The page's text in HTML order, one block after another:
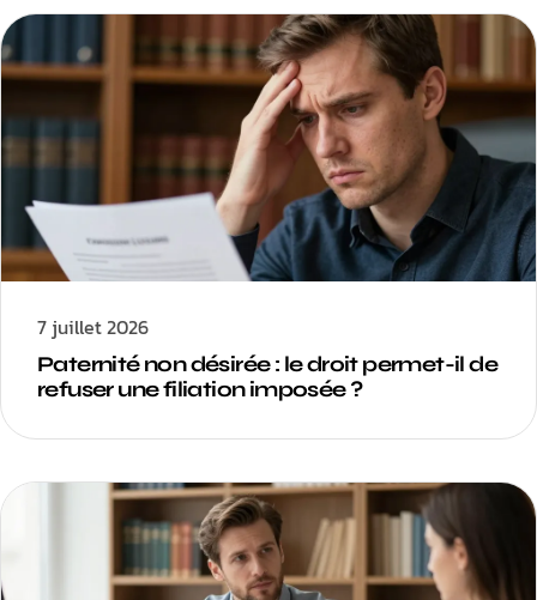
Paternité non désirée : le droit permet-il de
refuser une filiation imposée ?
7 juillet 2026